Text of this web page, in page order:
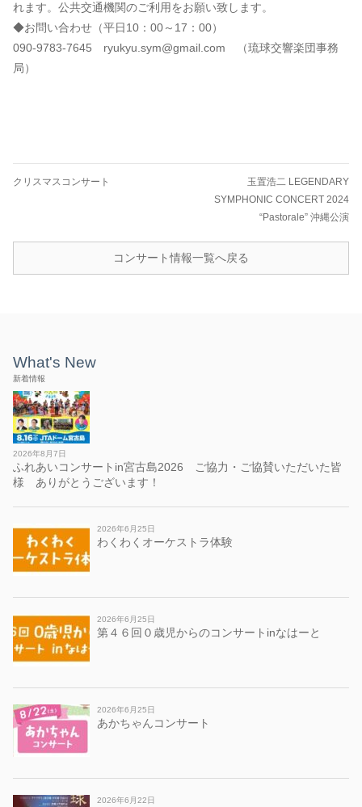
れます。公共交通機関のご利用をお願い致します。
◆お問い合わせ（平日10：00～17：00）
090-9783-7645 ryukyu.sym@gmail.com （琉球交響楽団事務
局）
クリスマスコンサート
玉置浩二 LEGENDARY
SYMPHONIC CONCERT 2024
“Pastorale” 沖縄公演
コンサート情報一覧へ戻る
What's New
新着情報
2026年8月7日
ふれあいコンサートin宮古島2026 ご協力・ご協賛いただいた皆
様 ありがとうございます！
2026年6月25日
わくわくオーケストラ体験
2026年6月25日
第４６回０歳児からのコンサートinなはーと
2026年6月25日
あかちゃんコンサート
2026年6月22日